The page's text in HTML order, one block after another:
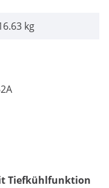
kg
Tiefkühlfunktion